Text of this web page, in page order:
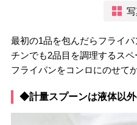
最初の1品を包んだらフライ
チンでも2品目を調理するス
フライパンをコンロにのせて
◆計量スプーンは液体以